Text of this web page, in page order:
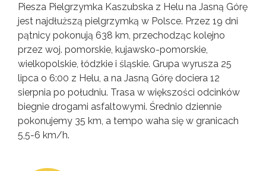
Piesza Pielgrzymka Kaszubska z Helu na Jasną Górę
jest najdłuższą pielgrzymką w Polsce. Przez 19 dni
pątnicy pokonują 638 km, przechodząc kolejno
przez woj. pomorskie, kujawsko-pomorskie,
wielkopolskie, łódzkie i śląskie. Grupa wyrusza 25
lipca o 6:00 z Helu, a na Jasną Górę dociera 12
sierpnia po południu. Trasa w większości odcinków
biegnie drogami asfaltowymi. Średnio dziennie
pokonujemy 35 km, a tempo waha się w granicach
5,5-6 km/h.